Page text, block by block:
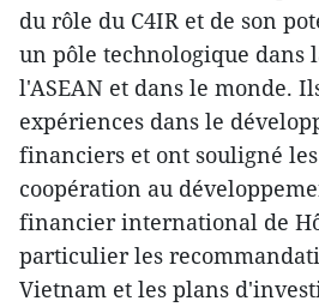
du rôle du C4IR et de son
un pôle technologique dans
l'ASEAN et dans le monde.
expériences dans le
financiers et ont souligné
coopération au
financier international de
particulier les
Vietnam et les plans